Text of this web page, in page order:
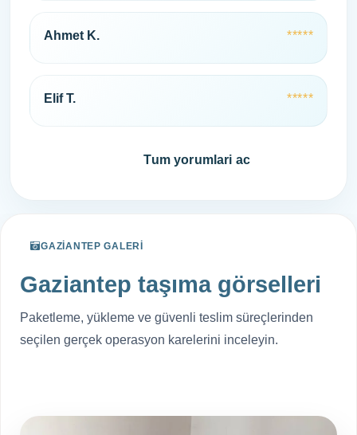
Ahmet K. *****
Elif T. *****
Tum yorumlari ac
GAZIANTEP GALERI
Gaziantep taşıma görselleri
Paketleme, yükleme ve güvenli teslim süreçlerinden
seçilen gerçek operasyon karelerini inceleyin.